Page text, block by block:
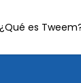
¿Qué es